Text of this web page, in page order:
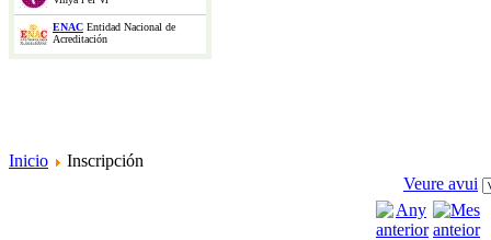
ENAC Entidad Nacional de
Acreditación
Inicio
Inscripción
Veure avui